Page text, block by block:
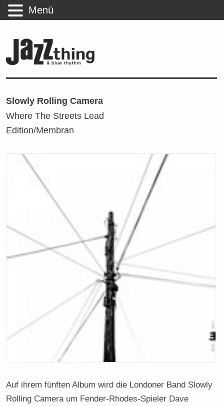
Slowly Rolling Camera
Where The Streets Lead
Edition/Membran
Auf ihrem fünften Album wird die Londoner Band Slowly
Rolling Camera um Fender-Rhodes-Spieler Dave
Menü